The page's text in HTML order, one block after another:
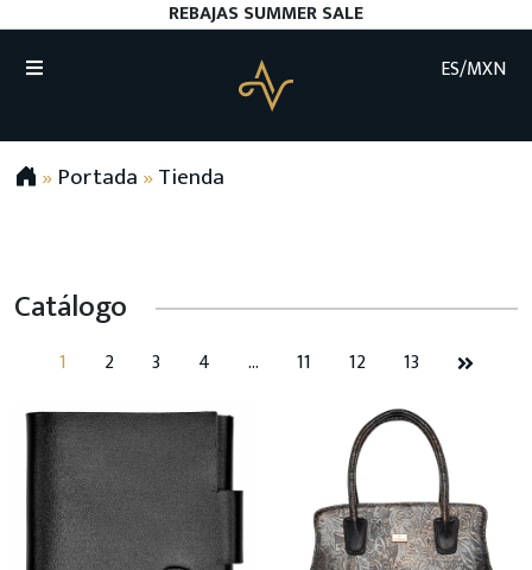
REBAJAS SUMMER SALE
ES/MXN
»Portada»Tienda
Catálogo
1 2 3 4 … 11 12 13